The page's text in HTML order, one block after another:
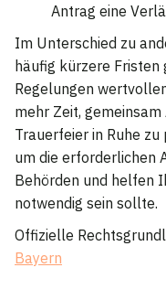
Antrag eine
Im Unterschied zu
häufig kürzere Fristen
Regelungen
mehr Zeit,
Trauerfeier in Ruhe
um die erforderlichen
Behörden und helfen
notwendig sein sollte.
Offizielle
Bayern